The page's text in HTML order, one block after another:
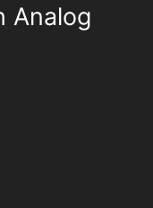
Analog